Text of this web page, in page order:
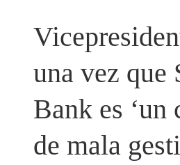
una vez
Bank es ‘un
de mala